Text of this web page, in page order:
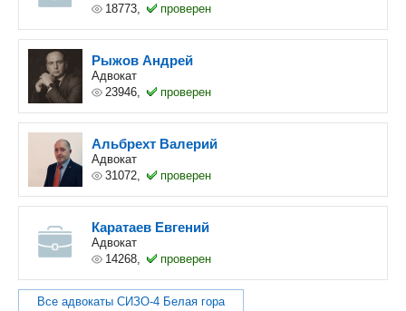
18773,
проверен
Рыжов Андрей
Адвокат
23946,
проверен
Альбрехт Валерий
Адвокат
31072,
проверен
Каратаев Евгений
Адвокат
14268,
проверен
Все адвокаты СИЗО-4 Белая гора